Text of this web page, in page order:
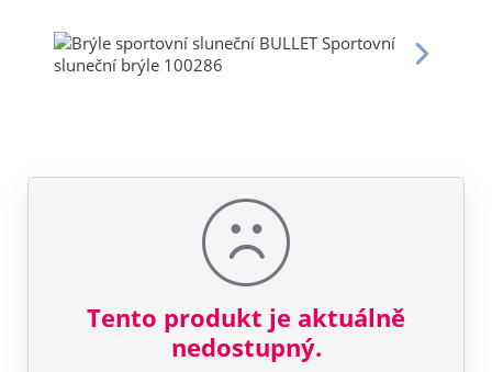
Tento produkt je aktuálně
nedostupný.